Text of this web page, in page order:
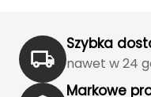
JOMA
Szybka
nawet w 24
Markowe